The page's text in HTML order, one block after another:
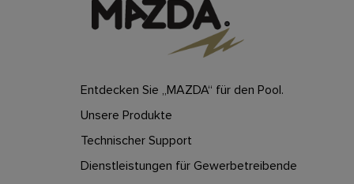
Entdecken Sie „MAZDA“ für den Pool.
Unsere Produkte
Technischer Support
Dienstleistungen für Gewerbetreibende